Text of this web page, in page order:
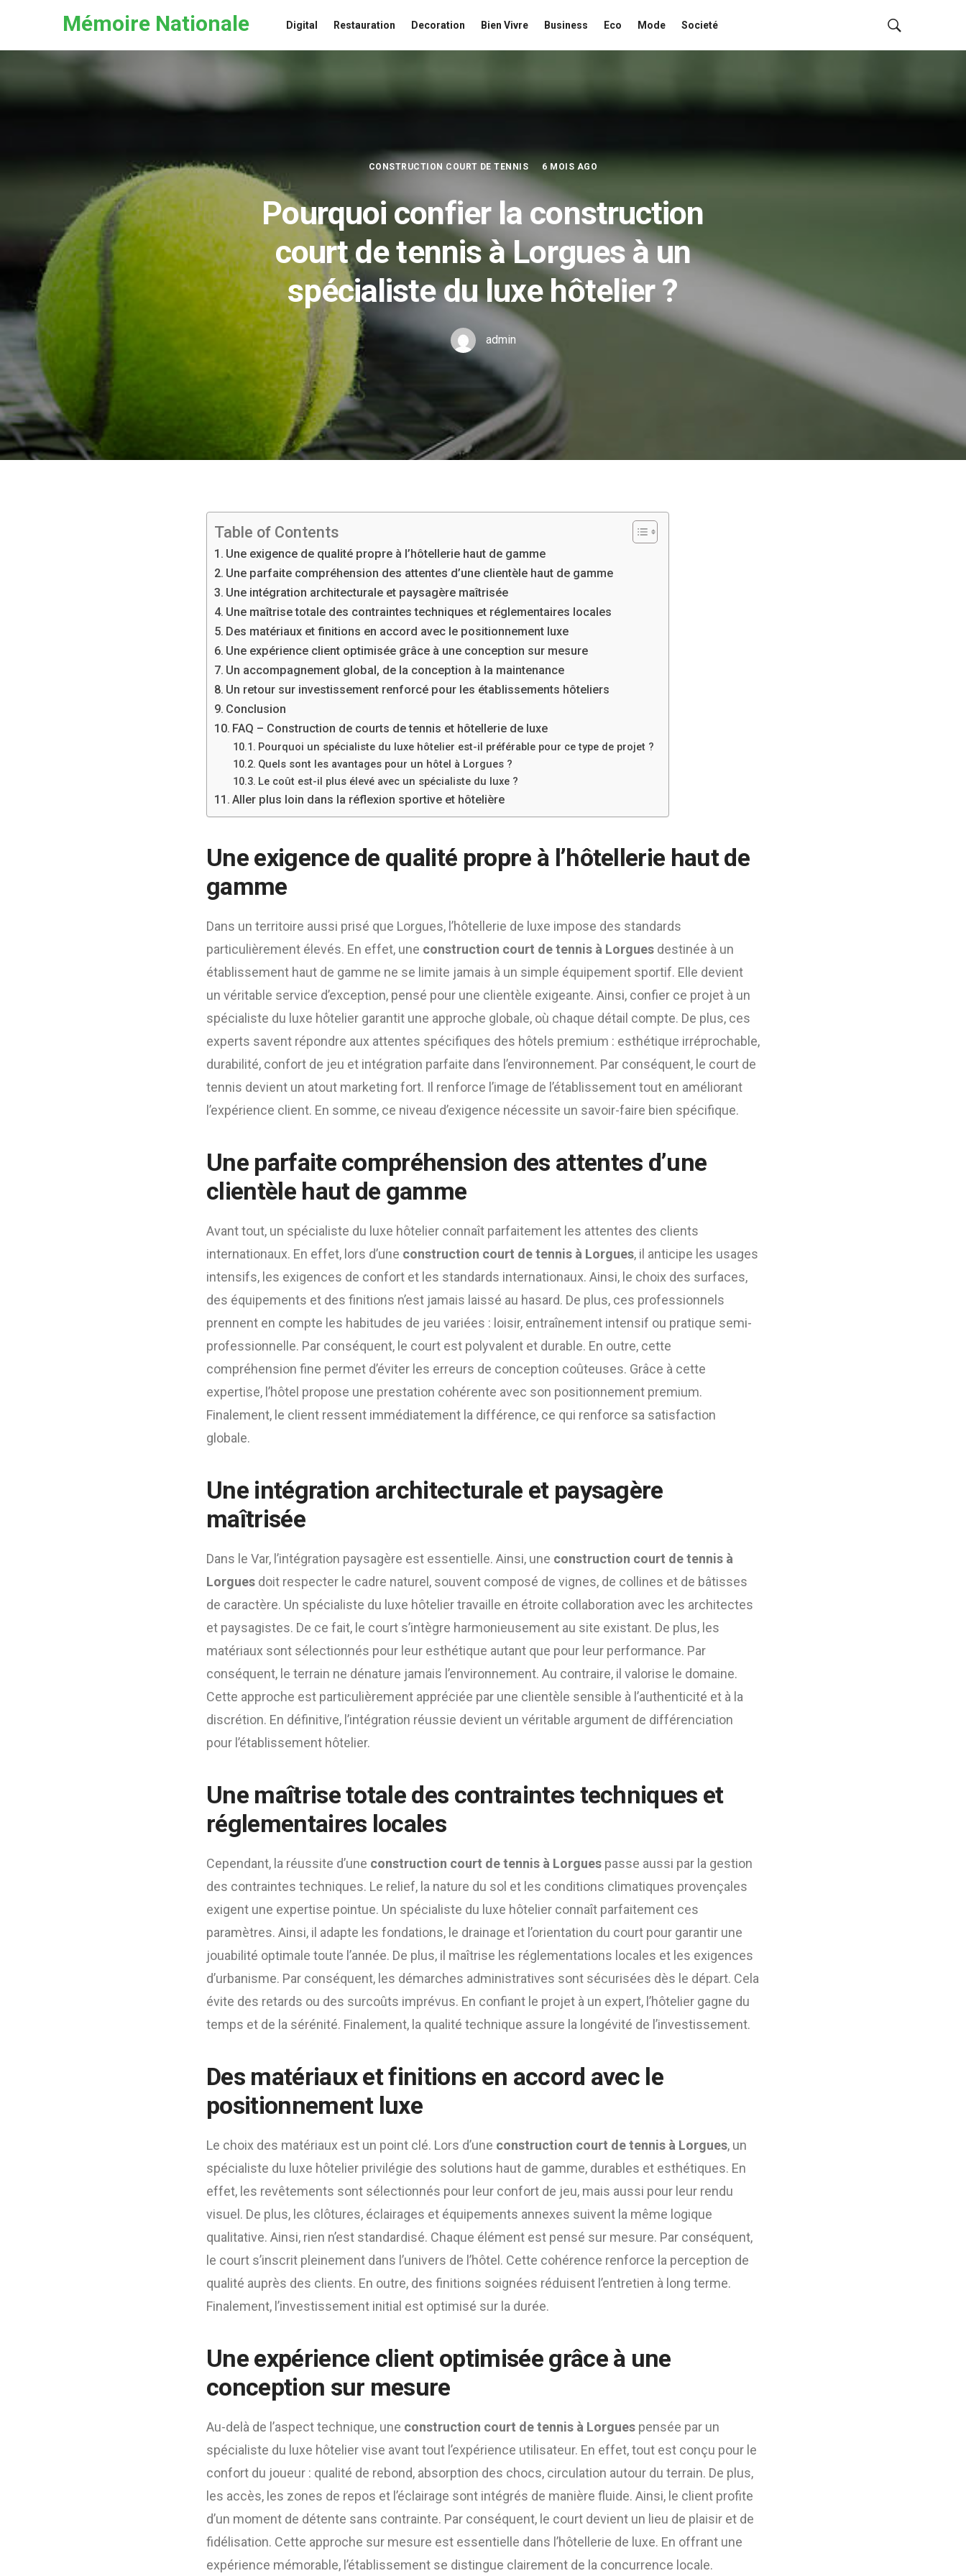
Mémoire Nationale Digital Restauration Decoration Bien Vivre Business Eco Mode Societé
CONSTRUCTION COURT DE TENNIS 6 MOIS AGO
Pourquoi confier la construction
court de tennis à Lorgues à un
spécialiste du luxe hôtelier ?
admin
Table of Contents
Une exigence de qualité propre à l’hôtellerie haut de gamme
Une parfaite compréhension des attentes d’une clientèle haut de gamme
Une intégration architecturale et paysagère maîtrisée
Une maîtrise totale des contraintes techniques et réglementaires locales
Des matériaux et finitions en accord avec le positionnement luxe
Une expérience client optimisée grâce à une conception sur mesure
Un accompagnement global, de la conception à la maintenance
Un retour sur investissement renforcé pour les établissements hôteliers
Conclusion
FAQ – Construction de courts de tennis et hôtellerie de luxe
Pourquoi un spécialiste du luxe hôtelier est-il préférable pour ce type de projet ?
Quels sont les avantages pour un hôtel à Lorgues ?
Le coût est-il plus élevé avec un spécialiste du luxe ?
Aller plus loin dans la réflexion sportive et hôtelière
Une exigence de qualité propre à l’hôtellerie haut de
gamme
Dans un territoire aussi prisé que Lorgues, l’hôtellerie de luxe impose des standards
particulièrement élevés. En effet, une construction court de tennis à Lorgues destinée à un
établissement haut de gamme ne se limite jamais à un simple équipement sportif. Elle devient
un véritable service d’exception, pensé pour une clientèle exigeante. Ainsi, confier ce projet à un
spécialiste du luxe hôtelier garantit une approche globale, où chaque détail compte. De plus, ces
experts savent répondre aux attentes spécifiques des hôtels premium : esthétique irréprochable,
durabilité, confort de jeu et intégration parfaite dans l’environnement. Par conséquent, le court de
tennis devient un atout marketing fort. Il renforce l’image de l’établissement tout en améliorant
l’expérience client. En somme, ce niveau d’exigence nécessite un savoir-faire bien spécifique.
Une parfaite compréhension des attentes d’une
clientèle haut de gamme
Avant tout, un spécialiste du luxe hôtelier connaît parfaitement les attentes des clients
internationaux. En effet, lors d’une construction court de tennis à Lorgues, il anticipe les usages
intensifs, les exigences de confort et les standards internationaux. Ainsi, le choix des surfaces,
des équipements et des finitions n’est jamais laissé au hasard. De plus, ces professionnels
prennent en compte les habitudes de jeu variées : loisir, entraînement intensif ou pratique semi-
professionnelle. Par conséquent, le court est polyvalent et durable. En outre, cette
compréhension fine permet d’éviter les erreurs de conception coûteuses. Grâce à cette
expertise, l’hôtel propose une prestation cohérente avec son positionnement premium.
Finalement, le client ressent immédiatement la différence, ce qui renforce sa satisfaction
globale.
Une intégration architecturale et paysagère
maîtrisée
Dans le Var, l’intégration paysagère est essentielle. Ainsi, une construction court de tennis à
Lorgues doit respecter le cadre naturel, souvent composé de vignes, de collines et de bâtisses
de caractère. Un spécialiste du luxe hôtelier travaille en étroite collaboration avec les architectes
et paysagistes. De ce fait, le court s’intègre harmonieusement au site existant. De plus, les
matériaux sont sélectionnés pour leur esthétique autant que pour leur performance. Par
conséquent, le terrain ne dénature jamais l’environnement. Au contraire, il valorise le domaine.
Cette approche est particulièrement appréciée par une clientèle sensible à l’authenticité et à la
discrétion. En définitive, l’intégration réussie devient un véritable argument de différenciation
pour l’établissement hôtelier.
Une maîtrise totale des contraintes techniques et
réglementaires locales
Cependant, la réussite d’une construction court de tennis à Lorgues passe aussi par la gestion
des contraintes techniques. Le relief, la nature du sol et les conditions climatiques provençales
exigent une expertise pointue. Un spécialiste du luxe hôtelier connaît parfaitement ces
paramètres. Ainsi, il adapte les fondations, le drainage et l’orientation du court pour garantir une
jouabilité optimale toute l’année. De plus, il maîtrise les réglementations locales et les exigences
d’urbanisme. Par conséquent, les démarches administratives sont sécurisées dès le départ. Cela
évite des retards ou des surcoûts imprévus. En confiant le projet à un expert, l’hôtelier gagne du
temps et de la sérénité. Finalement, la qualité technique assure la longévité de l’investissement.
Des matériaux et finitions en accord avec le
positionnement luxe
Le choix des matériaux est un point clé. Lors d’une construction court de tennis à Lorgues, un
spécialiste du luxe hôtelier privilégie des solutions haut de gamme, durables et esthétiques. En
effet, les revêtements sont sélectionnés pour leur confort de jeu, mais aussi pour leur rendu
visuel. De plus, les clôtures, éclairages et équipements annexes suivent la même logique
qualitative. Ainsi, rien n’est standardisé. Chaque élément est pensé sur mesure. Par conséquent,
le court s’inscrit pleinement dans l’univers de l’hôtel. Cette cohérence renforce la perception de
qualité auprès des clients. En outre, des finitions soignées réduisent l’entretien à long terme.
Finalement, l’investissement initial est optimisé sur la durée.
Une expérience client optimisée grâce à une
conception sur mesure
Au-delà de l’aspect technique, une construction court de tennis à Lorgues pensée par un
spécialiste du luxe hôtelier vise avant tout l’expérience utilisateur. En effet, tout est conçu pour le
confort du joueur : qualité de rebond, absorption des chocs, circulation autour du terrain. De plus,
les accès, les zones de repos et l’éclairage sont intégrés de manière fluide. Ainsi, le client profite
d’un moment de détente sans contrainte. Par conséquent, le court devient un lieu de plaisir et de
fidélisation. Cette approche sur mesure est essentielle dans l’hôtellerie de luxe. En offrant une
expérience mémorable, l’établissement se distingue clairement de la concurrence locale.